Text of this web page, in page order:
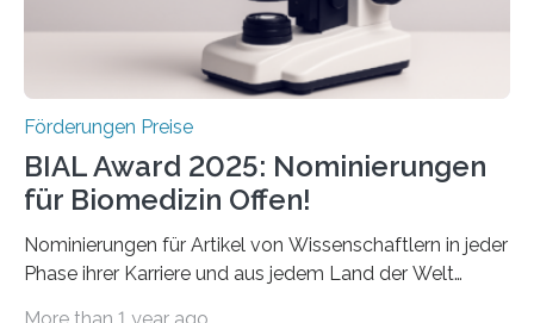
Förderungen Preise
BIAL Award 2025: Nominierungen
für Biomedizin Offen!
Nominierungen für Artikel von Wissenschaftlern in jeder
Phase ihrer Karriere und aus jedem Land der Welt